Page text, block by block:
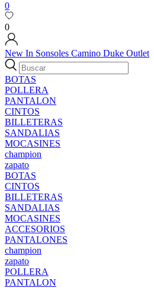
0
0
New In Sonsoles Camino Duke Outlet
BOTAS
POLLERA
PANTALON
CINTOS
BILLETERAS
SANDALIAS
MOCASINES
champion
zapato
BOTAS
CINTOS
BILLETERAS
SANDALIAS
MOCASINES
ACCESORIOS
PANTALONES
champion
zapato
POLLERA
PANTALON